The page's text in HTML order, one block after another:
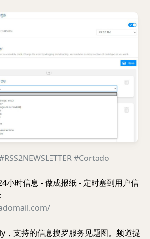
#RSS2NEWSLETTER#Cortado
小时信息 - 做成报纸 - 定时塞到用户信
：
，支持的信息搜罗服务见题图。频道提